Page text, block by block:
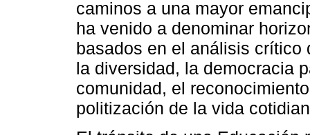
caminos a una mayor
ha venido a denominar
basados en el análisis crítico
la diversidad, la democracia
comunidad, el
politización de la vida